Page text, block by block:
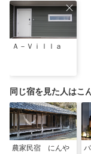
Ａ－Ｖｉｌｌａ
同じ宿を見た人はこ
農家民宿 にんや